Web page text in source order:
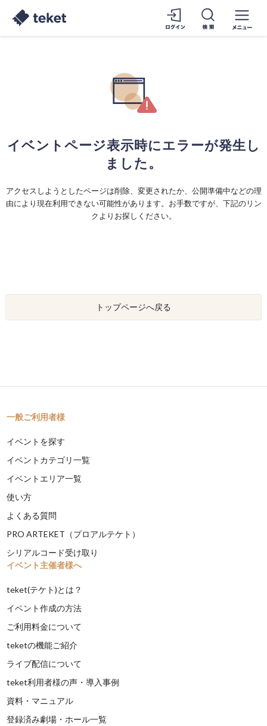
イベントページ表示時にエラーが発生し
ました。
アクセスしようとしたページは削除、変更されたか、公開準備中などの理
由により現在利用できない可能性があります。お手数ですが、下記のリン
クよりお探しください。
トップページへ戻る
一般ご利用者様
イベントを探す
イベントカテゴリ一覧
イベントエリア一覧
使い方
よくある質問
PRO ARTEKET（プロアルテケト）
シリアルコード受け取り
イベント主催者様へ
teket(テケト)とは？
イベント作成の方法
ご利用料金について
teketの機能ご紹介
ライブ配信について
teket利用者様の声・導入事例
資料・マニュアル
登録済み劇場・ホール一覧